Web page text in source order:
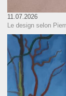
11.07.2026
Le design selon